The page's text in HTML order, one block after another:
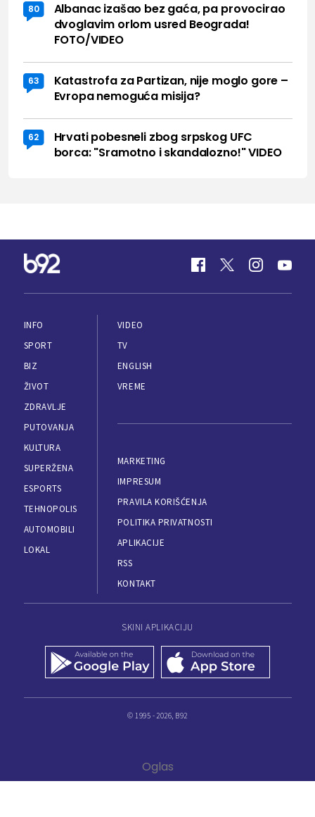
80
Albanac izašao bez gaća, pa provocirao
dvoglavim orlom usred Beograda!
FOTO/VIDEO
63
Katastrofa za Partizan, nije moglo gore –
Evropa nemoguća misija?
62
Hrvati pobesneli zbog srpskog UFC
borca: "Sramotno i skandalozno!" VIDEO
INFO
SPORT
BIZ
ŽIVOT
ZDRAVLJE
PUTOVANJA
KULTURA
SUPERŽENA
ESPORTS
TEHNOPOLIS
AUTOMOBILI
LOKAL
VIDEO
TV
ENGLISH
VREME
MARKETING
IMPRESUM
PRAVILA KORIŠĆENJA
POLITIKA PRIVATNOSTI
APLIKACIJE
RSS
KONTAKT
SKINI APLIKACIJU
© 1995 - 2026, B92